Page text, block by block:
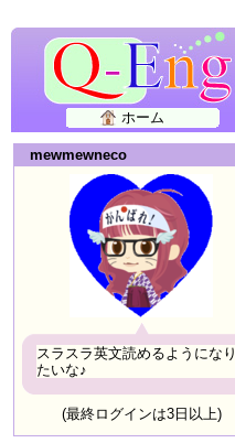
ホーム
mewmewneco
スラスラ英文読めるようになり
たいな♪
(最終ログインは3日以上)